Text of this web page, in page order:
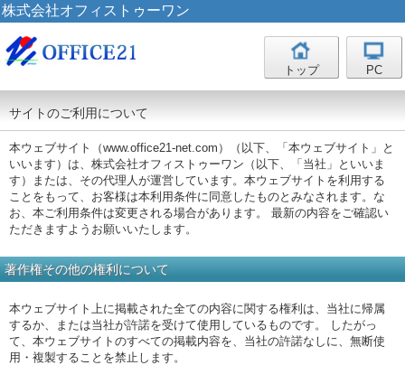
株式会社オフィストゥーワン
トップ PC
サイトのご利用について
本ウェブサイト（www.office21-net.com）（以下、「本ウェブサイト」と
いいます）は、株式会社オフィストゥーワン（以下、「当社」といいま
す）または、その代理人が運営しています。本ウェブサイトを利用する
ことをもって、お客様は本利用条件に同意したものとみなされます。な
お、本ご利用条件は変更される場合があります。 最新の内容をご確認い
ただきますようお願いいたします。
著作権その他の権利について
本ウェブサイト上に掲載された全ての内容に関する権利は、当社に帰属
するか、または当社が許諾を受けて使用しているものです。 したがっ
て、本ウェブサイトのすべての掲載内容を、当社の許諾なしに、無断使
用・複製することを禁止します。